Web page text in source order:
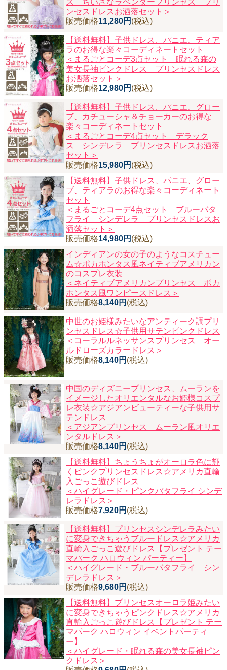
ス ちいさなラベンダープリンセス プリ
ンセスドレスお洒落セット＞
販売価格11,280円 (税込)
【送料無料】子供ドレス、パニエ、ティア
ラのお得な楽々コーディネートセット
＜まるごとコーデ3点セット 眠れる森の
美女長袖ピンクドレス プリンセスドレス
お洒落セット＞
販売価格12,980円 (税込)
【送料無料】子供ドレス、パニエ、グロー
ブ、カチューシャ＆チョーカーのお得な
楽々コーディネートセット
＜まるごとコーデ4点セット デラック
ス シンデレラ プリンセスドレスお洒落
セット＞
販売価格15,980円 (税込)
【送料無料】子供ドレス、パニエ、グロー
ブ、ティアラのお得な楽々コーディネート
セット
＜まるごとコーデ4点セット ブルーバタ
フライ シンデレラ プリンセスドレスお
洒落セット＞
販売価格14,980円 (税込)
インディアンの女の子のようなコスチュー
ム☆ポカホンタス風ネイティブアメリカン
のコスプレ衣装
＜ネイティブアメリカンプリンセス ポカ
ホンタス風ワンピースドレス＞
販売価格8,140円 (税込)
中世のお姫様みたいなアンティーク調プリ
ンセスドレス☆子供用サテンピンクドレス
＜コーラルルネッサンスプリンセス オー
ルドローズカラードレス＞
販売価格8,140円 (税込)
中国のディズニープリンセス、ムーランを
イメージしたオリエンタルなお姫様コスプ
レ衣装☆アジアンビューティーな子供用サ
テンドレス
＜アジアンプリンセス ムーラン風オリエ
ンタルドレス＞
販売価格8,140円 (税込)
【送料無料】ちょうちょがオーロラ色に輝
くピンクプリンセスドレス☆アメリカ直輸
入ごっこ遊びドレス
＜ハイグレード・ピンクバタフライ シンデ
レラドレス＞
販売価格7,920円 (税込)
【送料無料】プリンセスシンデレラみたい
に変身できちゃうブルードレス☆アメリカ
直輸入ごっこ遊びドレス【プレゼント テー
マパーク ハロウィン パーティー】
＜ハイグレード・ブルーバタフライ シン
デレラドレス＞
販売価格9,680円 (税込)
【送料無料】プリンセスオーロラ姫みたい
に変身できちゃうピンクドレス☆アメリカ
直輸入ごっこ遊びドレス【プレゼント テー
マパーク ハロウィン イベントパーティ
ー】
＜ハイグレード・眠れる森の美女長袖ピン
クドレス＞